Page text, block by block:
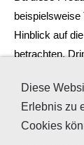
beispielsweise
Hinblick auf
betrachten.
typischen
Foto.
Diese
Erlebnis zu
Cookies